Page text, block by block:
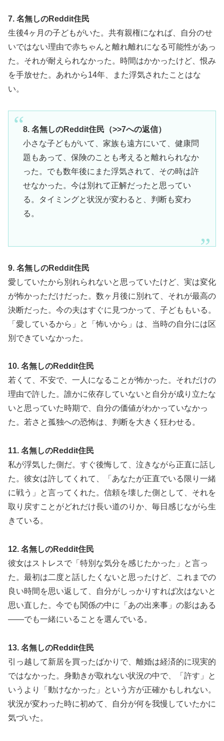
7. 名無しのReddit住民
生後4ヶ月の子どもがいた。共有親権になれば、自分のせ
いではない理由で赤ちゃんと離れ離れになる可能性があっ
た。それが耐えられなかった。時間はかかったけど、恨み
を手放せた。あれから14年、また浮気されたことはな
い。
8. 名無しのReddit住民（>>7への返信）
小さな子どもがいて、家族も遠方にいて、健康問
題もあって、保険のことも考えると離れられなか
った。でも数年後にまた浮気されて、その時は許
せなかった。今は別れて正解だったと思ってい
る。タイミングと状況が変わると、判断も変わ
る。
9. 名無しのReddit住民
愛していたから別れられないと思っていたけど、実は変化
が怖かっただけだった。数ヶ月後に別れて、それが最高の
決断だった。今の夫はすぐに見つかって、子どももいる。
「愛しているから」と「怖いから」は、当時の自分には区
別できていなかった。
10. 名無しのReddit住民
若くて、不安で、一人になることが怖かった。それだけの
理由で許した。誰かに依存していないと自分が成り立たな
いと思っていた時期で、自分の価値がわかっていなかっ
た。若さと孤独への恐怖は、判断を大きく狂わせる。
11. 名無しのReddit住民
私が浮気した側だ。すぐ後悔して、泣きながら正直に話し
た。彼女は許してくれて、「あなたが正直でいる限り一緒
に戦う」と言ってくれた。信頼を壊した側として、それを
取り戻すことがどれだけ長い道のりか、毎日感じながら生
きている。
12. 名無しのReddit住民
彼女はストレスで「特別な気分を感じたかった」と言っ
た。最初は二度と話したくないと思ったけど、これまでの
良い時間を思い返して、自分がしっかりすれば次はないと
思い直した。今でも関係の中に「あの出来事」の影はある
——でも一緒にいることを選んでいる。
13. 名無しのReddit住民
引っ越して新居を買ったばかりで、離婚は経済的に現実的
ではなかった。身動きが取れない状況の中で、「許す」と
いうより「動けなかった」という方が正確かもしれない。
状況が変わった時に初めて、自分が何を我慢していたかに
気づいた。